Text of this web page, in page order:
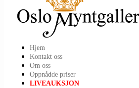
Hjem
Kontakt oss
Om oss
Oppnådde priser
LIVEAUKSJON